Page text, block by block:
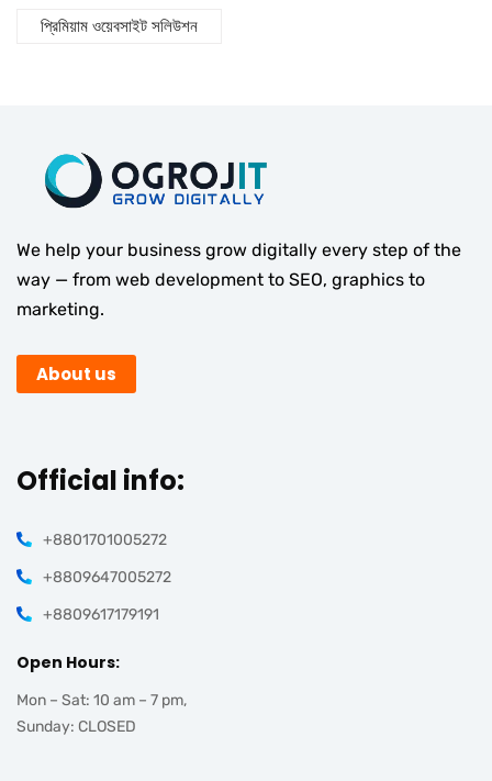
প্রিমিয়াম ওয়েবসাইট সলিউশন
We help your business grow digitally every step of the
way — from web development to SEO, graphics to
marketing.
About us
Official info:
+8801701005272
+8809647005272
+8809617179191
Open Hours:
Mon – Sat: 10 am – 7 pm,
Sunday: CLOSED